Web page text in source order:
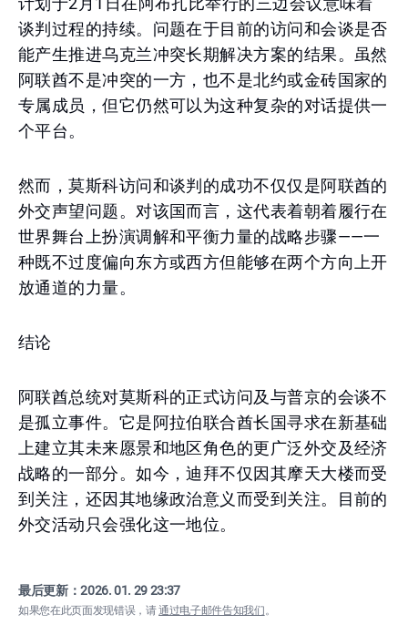
谈判过程的持续。问题在于目前的访问和会谈是否
能产生推进乌克兰冲突长期解决方案的结果。虽然
阿联酋不是冲突的一方，也不是北约或金砖国家的
专属成员，但它仍然可以为这种复杂的对话提供一
个平台。
然而，莫斯科访问和谈判的成功不仅仅是阿联酋的
外交声望问题。对该国而言，这代表着朝着履行在
世界舞台上扮演调解和平衡力量的战略步骤——一
种既不过度偏向东方或西方但能够在两个方向上开
放通道的力量。
结论
阿联酋总统对莫斯科的正式访问及与普京的会谈不
是孤立事件。它是阿拉伯联合酋长国寻求在新基础
上建立其未来愿景和地区角色的更广泛外交及经济
战略的一部分。如今，迪拜不仅因其摩天大楼而受
到关注，还因其地缘政治意义而受到关注。目前的
外交活动只会强化这一地位。
最后更新：2026. 01. 29 23:37
如果您在此页面发现错误，请通过电子邮件告知我们。